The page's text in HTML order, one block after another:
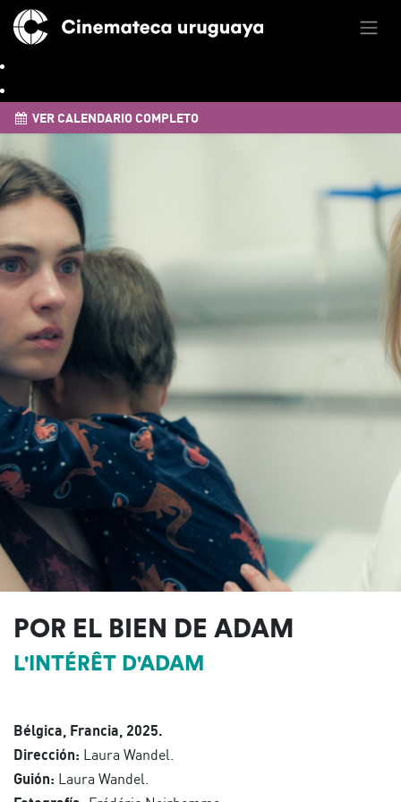
VER CALENDARIO COMPLETO
POR EL BIEN DE ADAM
L'INTÉRÊT D'ADAM
Bélgica, Francia, 2025.
Dirección: Laura Wandel.
Guión: Laura Wandel.